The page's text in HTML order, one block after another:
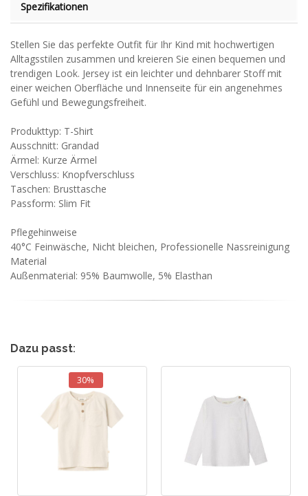
Spezifikationen
Stellen Sie das perfekte Outfit für Ihr Kind mit hochwertigen
Alltagsstilen zusammen und kreieren Sie einen bequemen und
trendigen Look. Jersey ist ein leichter und dehnbarer Stoff mit
einer weichen Oberfläche und Innenseite für ein angenehmes
Gefühl und Bewegungsfreiheit.
Produkttyp: T-Shirt
Ausschnitt: Grandad
Ärmel: Kurze Ärmel
Verschluss: Knopfverschluss
Taschen: Brusttasche
Passform: Slim Fit
Pflegehinweise
40°C Feinwäsche, Nicht bleichen, Professionelle Nassreinigung
Material
Außenmaterial: 95% Baumwolle, 5% Elasthan
Dazu passt: